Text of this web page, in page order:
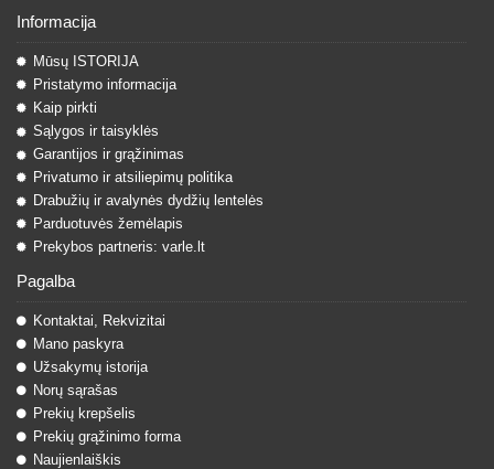
Informacija
Mūsų ISTORIJA
Pristatymo informacija
Kaip pirkti
Sąlygos ir taisyklės
Garantijos ir grąžinimas
Privatumo ir atsiliepimų politika
Drabužių ir avalynės dydžių lentelės
Parduotuvės žemėlapis
Prekybos partneris: varle.lt
Pagalba
Kontaktai, Rekvizitai
Mano paskyra
Užsakymų istorija
Norų sąrašas
Prekių krepšelis
Prekių grąžinimo forma
Naujienlaiškis